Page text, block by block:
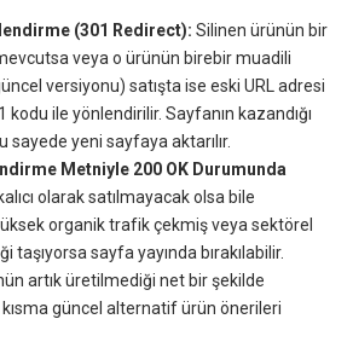
(301 Redirect): Silinen ürünün bir
veya o ürünün birebir muadili
versiyonu) satışta ise eski URL adresi
kodu ile yönlendirilir. Sayfanın kazandığı
sayede yeni sayfaya aktarılır.
Metniyle 200 OK Durumunda
olarak satılmayacak olsa bile
organik trafik çekmiş veya sektörel
taşıyorsa sayfa yayında bırakılabilir.
artık üretilmediği net bir şekilde
kısma güncel alternatif ürün önerileri